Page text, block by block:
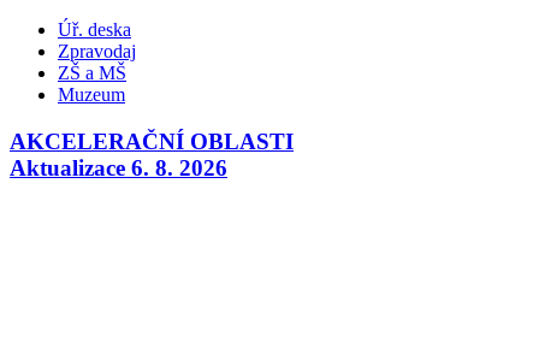
Úř. deska
Zpravodaj
ZŠ a MŠ
Muzeum
AKCELERAČNÍ OBLASTI
Aktualizace 6. 8. 2026